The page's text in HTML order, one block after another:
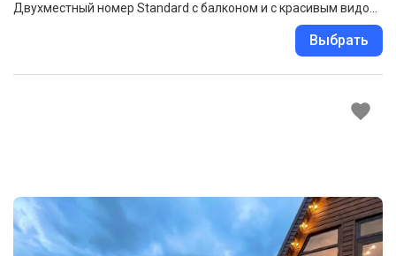
Двухместный номер Standard с балконом и с красивым видом из окна 2 отдельные кровати
Выбрать